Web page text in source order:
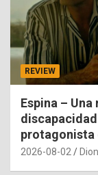
REVIEW
Espina –
protagonista
2026-08-02